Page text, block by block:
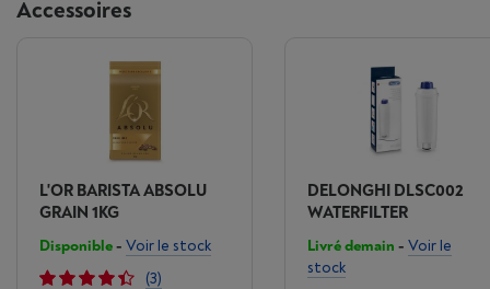
Accessoires
L'OR BARISTA ABSOLU
GRAIN 1KG
Disponible- Voir le stock
(3)
DELONGHI DLSC002
WATERFILTER
Livré demain - Voir le
stock